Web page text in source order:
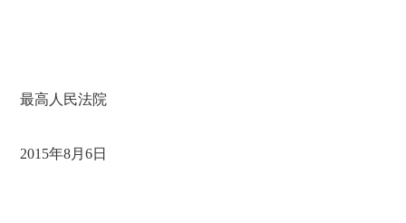
最高人民法院
2015年8月6日